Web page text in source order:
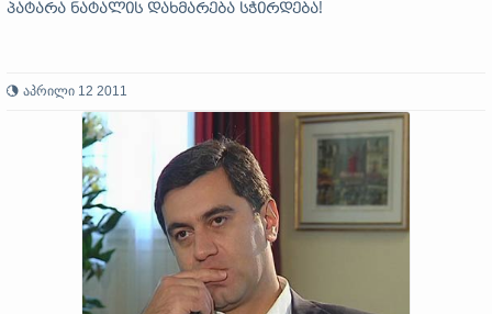
პატარა ნატალის დახმარება სჭირდება!
აპრილი 12 2011